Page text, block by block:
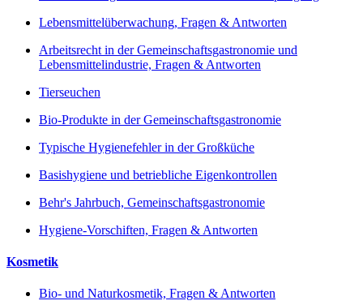
Lebensmittelüberwachung, Fragen & Antworten
Arbeitsrecht in der Gemeinschaftsgastronomie und
Lebensmittelindustrie, Fragen & Antworten
Tierseuchen
Bio-Produkte in der Gemeinschaftsgastronomie
Typische Hygienefehler in der Großküche
Basishygiene und betriebliche Eigenkontrollen
Behr's Jahrbuch, Gemeinschaftsgastronomie
Hygiene-Vorschiften, Fragen & Antworten
Kosmetik
Bio- und Naturkosmetik, Fragen & Antworten